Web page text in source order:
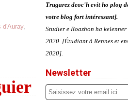
d'Auray,
Trugarez deoc'h evit ho plog
votre blog fort intéressant].
Studier e Roazhon ha
2020. [Étudiant à Rennes et
2020].
Newsletter